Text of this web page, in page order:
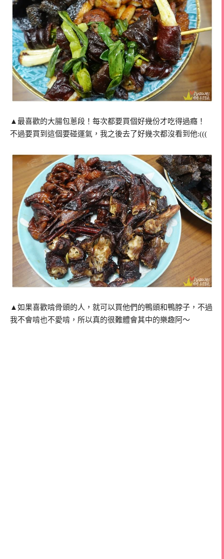
▲最喜歡的大腸包蔥段！每次都要買個好幾份才吃得過癮！
不過要買到這個要碰運氣，我之後去了好幾次都沒看到他:(((
▲如果喜歡啃骨頭的人，就可以買他們的鴨頭和鴨脖子，不過
我不會啃也不愛啃，所以真的很難體會其中的樂趣阿～